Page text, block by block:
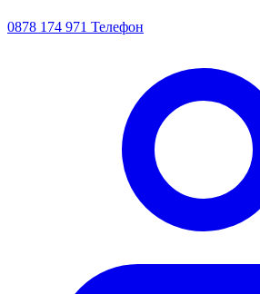
0878 174 971 Телефон